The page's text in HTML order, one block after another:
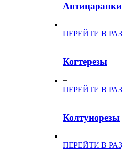
Антицарапки
+
ПЕРЕЙТИ В
Когтерезы
+
ПЕРЕЙТИ В
Колтунорезы
+
ПЕРЕЙТИ В